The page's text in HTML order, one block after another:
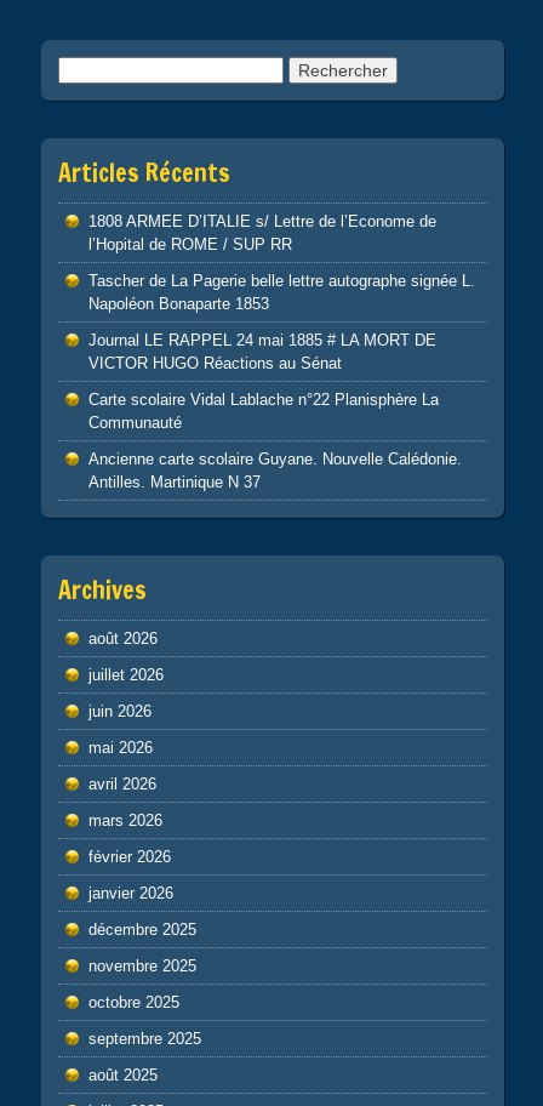
Articles Récents
1808 ARMEE D’ITALIE s/ Lettre de l’Econome de
l’Hopital de ROME / SUP RR
Tascher de La Pagerie belle lettre autographe signée L.
Napoléon Bonaparte 1853
Journal LE RAPPEL 24 mai 1885 # LA MORT DE
VICTOR HUGO Réactions au Sénat
Carte scolaire Vidal Lablache n°22 Planisphère La
Communauté
Ancienne carte scolaire Guyane. Nouvelle Calédonie.
Antilles. Martinique N 37
Archives
août 2026
juillet 2026
juin 2026
mai 2026
avril 2026
mars 2026
février 2026
janvier 2026
décembre 2025
novembre 2025
octobre 2025
septembre 2025
août 2025